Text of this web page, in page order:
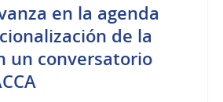
en la agenda
de la
un conversatorio